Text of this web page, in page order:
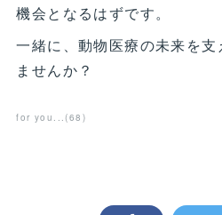
機会となるはずです。
一緒に、動物医療の未来を
ませんか？
for you... (68 )